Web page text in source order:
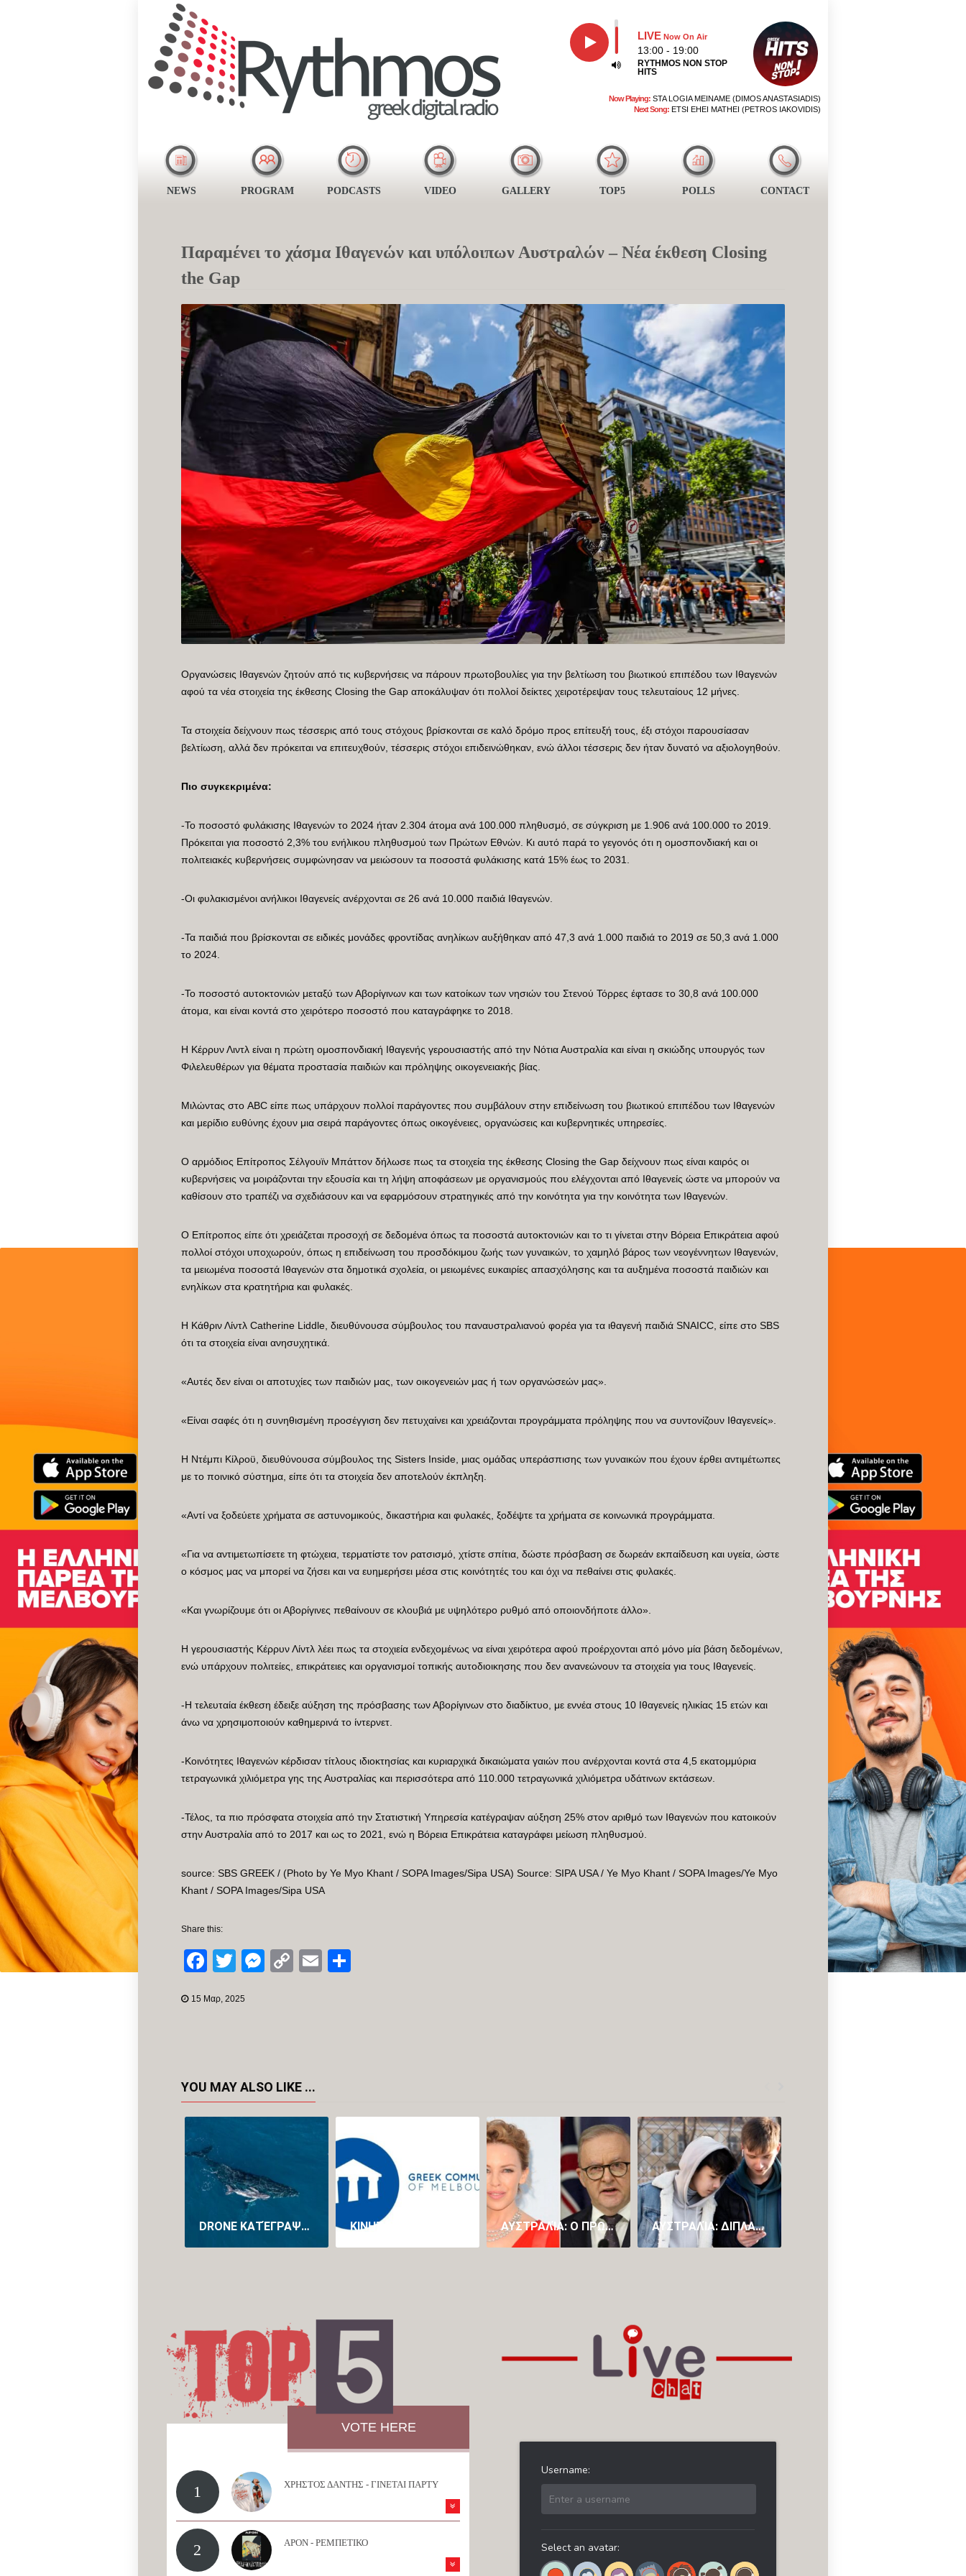
LIVE Now On Air
13:00 - 19:00
RYTHMOS NON STOP
HITS
Now Playing: STA LOGIA MEINAME (DIMOS ANASTASIADIS)
Next Song: ETSI EHEI MATHEI (PETROS IAKOVIDIS)
NEWS PROGRAM PODCASTS VIDEO GALLERY TOP5 POLLS CONTACT
Παραμένει το χάσμα Ιθαγενών και υπόλοιπων Αυστραλών – Νέα έκθεση Closing
the Gap
Οργανώσεις Ιθαγενών ζητούν από τις κυβερνήσεις να πάρουν πρωτοβουλίες για την βελτίωση του βιωτικού επιπέδου των Ιθαγενών
αφού τα νέα στοιχεία της έκθεσης Closing the Gap αποκάλυψαν ότι πολλοί δείκτες χειροτέρεψαν τους τελευταίους 12 μήνες.
Τα στοιχεία δείχνουν πως τέσσερις από τους στόχους βρίσκονται σε καλό δρόμο προς επίτευξή τους, έξι στόχοι παρουσίασαν
βελτίωση, αλλά δεν πρόκειται να επιτευχθούν, τέσσερις στόχοι επιδεινώθηκαν, ενώ άλλοι τέσσερις δεν ήταν δυνατό να αξιολογηθούν.
Πιο συγκεκριμένα:
-Το ποσοστό φυλάκισης Ιθαγενών το 2024 ήταν 2.304 άτομα ανά 100.000 πληθυσμό, σε σύγκριση με 1.906 ανά 100.000 το 2019.
Πρόκειται για ποσοστό 2,3% του ενήλικου πληθυσμού των Πρώτων Εθνών. Κι αυτό παρά το γεγονός ότι η ομοσπονδιακή και οι
πολιτειακές κυβερνήσεις συμφώνησαν να μειώσουν τα ποσοστά φυλάκισης κατά 15% έως το 2031.
-Οι φυλακισμένοι ανήλικοι Ιθαγενείς ανέρχονται σε 26 ανά 10.000 παιδιά Ιθαγενών.
-Τα παιδιά που βρίσκονται σε ειδικές μονάδες φροντίδας ανηλίκων αυξήθηκαν από 47,3 ανά 1.000 παιδιά το 2019 σε 50,3 ανά 1.000
το 2024.
-Το ποσοστό αυτοκτονιών μεταξύ των Αβορίγινων και των κατοίκων των νησιών του Στενού Τόρρες έφτασε το 30,8 ανά 100.000
άτομα, και είναι κοντά στο χειρότερο ποσοστό που καταγράφηκε το 2018.
H Κέρρυν Λιντλ είναι η πρώτη ομοσπονδιακή Ιθαγενής γερουσιαστής από την Νότια Αυστραλία και είναι η σκιώδης υπουργός των
Φιλελευθέρων για θέματα προστασία παιδιών και πρόληψης οικογενειακής βίας.
Μιλώντας στο ABC είπε πως υπάρχουν πολλοί παράγοντες που συμβάλουν στην επιδείνωση του βιωτικού επιπέδου των Ιθαγενών
και μερίδιο ευθύνης έχουν μια σειρά παράγοντες όπως οικογένειες, οργανώσεις και κυβερνητικές υπηρεσίες.
Ο αρμόδιος Επίτροπος Σέλγουϊν Μπάττον δήλωσε πως τα στοιχεία της έκθεσης Closing the Gap δείχνουν πως είναι καιρός οι
κυβερνήσεις να μοιράζονται την εξουσία και τη λήψη αποφάσεων με οργανισμούς που ελέγχονται από Ιθαγενείς ώστε να μπορούν να
καθίσουν στο τραπέζι να σχεδιάσουν και να εφαρμόσουν στρατηγικές από την κοινότητα για την κοινότητα των Ιθαγενών.
Ο Επίτροπος είπε ότι χρειάζεται προσοχή σε δεδομένα όπως τα ποσοστά αυτοκτονιών και το τι γίνεται στην Βόρεια Επικράτεια αφού
πολλοί στόχοι υποχωρούν, όπως η επιδείνωση του προσδόκιμου ζωής των γυναικών, το χαμηλό βάρος των νεογέννητων Ιθαγενών,
τα μειωμένα ποσοστά Ιθαγενών στα δημοτικά σχολεία, οι μειωμένες ευκαιρίες απασχόλησης και τα αυξημένα ποσοστά παιδιών και
ενηλίκων στα κρατητήρια και φυλακές.
Η Κάθριν Λίντλ Catherine Liddle, διευθύνουσα σύμβουλος του παναυστραλιανού φορέα για τα ιθαγενή παιδιά SNAICC, είπε στο SBS
ότι τα στοιχεία είναι ανησυχητικά.
«Αυτές δεν είναι οι αποτυχίες των παιδιών μας, των οικογενειών μας ή των οργανώσεών μας».
«Είναι σαφές ότι η συνηθισμένη προσέγγιση δεν πετυχαίνει και χρειάζονται προγράμματα πρόληψης που να συντονίζουν Ιθαγενείς».
Η Ντέμπι Κίλροϋ, διευθύνουσα σύμβουλος της Sisters Inside, μιας ομάδας υπεράσπισης των γυναικών που έχουν έρθει αντιμέτωπες
με το ποινικό σύστημα, είπε ότι τα στοιχεία δεν αποτελούν έκπληξη.
«Αντί να ξοδεύετε χρήματα σε αστυνομικούς, δικαστήρια και φυλακές, ξοδέψτε τα χρήματα σε κοινωνικά προγράμματα.
«Για να αντιμετωπίσετε τη φτώχεια, τερματίστε τον ρατσισμό, χτίστε σπίτια, δώστε πρόσβαση σε δωρεάν εκπαίδευση και υγεία, ώστε
ο κόσμος μας να μπορεί να ζήσει και να ευημερήσει μέσα στις κοινότητές του και όχι να πεθαίνει στις φυλακές.
«Και γνωρίζουμε ότι οι Αβορίγινες πεθαίνουν σε κλουβιά με υψηλότερο ρυθμό από οποιονδήποτε άλλο».
H γερουσιαστής Κέρρυν Λίντλ λέει πως τα στοχιεία ενδεχομένως να είναι χειρότερα αφού προέρχονται από μόνο μία βάση δεδομένων,
ενώ υπάρχουν πολιτείες, επικράτειες και οργανισμοί τοπικής αυτοδιοικησης που δεν ανανεώνουν τα στοιχεία για τους Ιθαγενείς.
-Η τελευταία έκθεση έδειξε αύξηση της πρόσβασης των Αβορίγινων στο διαδίκτυο, με εννέα στους 10 Ιθαγενείς ηλικίας 15 ετών και
άνω να χρησιμοποιούν καθημερινά το ίντερνετ.
-Κοινότητες Ιθαγενών κέρδισαν τίτλους ιδιοκτησίας και κυριαρχικά δικαιώματα γαιών που ανέρχονται κοντά στα 4,5 εκατομμύρια
τετραγωνικά χιλιόμετρα γης της Αυστραλίας και περισσότερα από 110.000 τετραγωνικά χιλιόμετρα υδάτινων εκτάσεων.
-Τέλος, τα πιο πρόσφατα στοιχεία από την Στατιστική Υπηρεσία κατέγραψαν αύξηση 25% στον αριθμό των Ιθαγενών που κατοικούν
στην Αυστραλία από το 2017 και ως το 2021, ενώ η Βόρεια Επικράτεια καταγράφει μείωση πληθυσμού.
source: SBS GREEK / (Photo by Ye Myo Khant / SOPA Images/Sipa USA) Source: SIPA USA / Ye Myo Khant / SOPA Images/Ye Myo
Khant / SOPA Images/Sipa USA
Share this:
Facebook
TwitterMessenger
CopyEmail
15 Μαρ, 2025
YOU MAY ALSO LIKE ...
DRONE ΚΑΤΈΓΡΑΨΕ ΓΙΑ ΠΡΏΤΗ ΦΟΡΆ ΤΗ ΓΈΝΝΑ ΦΆΛΑΙΝΑΣ ΣΤΗΝ ΑΥΣΤΡΑΛΊΑ (VID) ΑΥΣΤΡΑΛΊΑ: Ο ΠΡΩΘΥΠΟΥΡΓΌΣ ΑΛΜΠΑΝΈΖΙ ΖΉΤΗΣΕ ΣΥΓΓΝΏΜΗ ΕΠΕΙΔΉ ΕΊΠΕ ΌΤΙ ΘΑ ΉΘΕΛΕ ΝΑ ΚΆΝΕΙ ΣΕΞ ΜΕ ΤΗΝ ΚΆΙΛΙ ΜΙΝΌΓΚ (VID) ΑΥΣΤΡΑΛΊΑ: ΔΙΠΛΑΣΙΆΖΕΙ ΤΟ ΠΡΌΣΤΙΜΟ ΓΙΑ ΤΟΥΣ ΑΝΉΛΙΚΟΥΣ ΠΟΥ ΠΑΡΑΒΙΆΖΟΥΝ ΤΟ «BAN» ΣΤΑ SOCIAL MEDIA
VOTE HERE
1 ΧΡΗΣΤΟΣ ΔΑΝΤΗΣ - ΓΙΝΕΤΑΙ ΠΑΡΤΥ
2 APON - ΡΕΜΠΕΤΙΚΟ